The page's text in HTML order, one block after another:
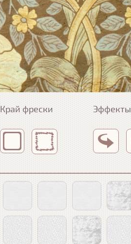
Край фрески Эффекты